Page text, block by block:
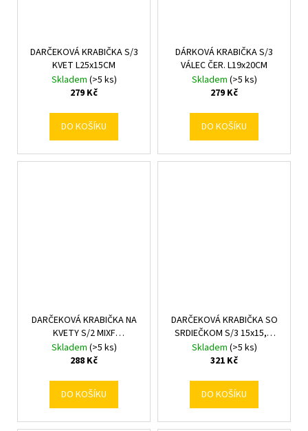
DARČEKOVÁ KRABIČKA S/3
KVET L25x15CM
Skladem (>5 ks)
279 Kč
DO KOŠÍKU
DÁRKOVÁ KRABIČKA S/3
VÁLEC ČER. L19x20CM
Skladem (>5 ks)
279 Kč
DO KOŠÍKU
DARČEKOVÁ KRABIČKA NA
KVETY S/2 MIXF
21x17.5x10/17x14.2x8.5CM
Skladem (>5 ks)
288 Kč
DO KOŠÍKU
DARČEKOVÁ KRABIČKA SO
SRDIEČKOM S/3 15x15,5-
20x20,5CM MENTOL
Skladem (>5 ks)
321 Kč
DO KOŠÍKU